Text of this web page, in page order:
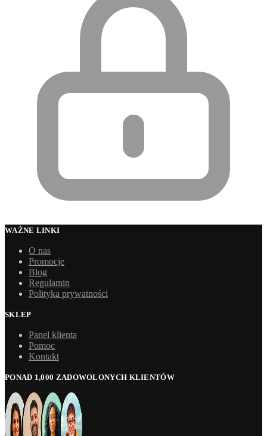
WAŻNE LINKI
O nas
Promocje
Blog
Regulamin
Polityka prywatności
SKLEP
Panel klienta
Pomoc
Kontakt
PONAD 1,000 ZADOWOLONYCH KLIENTÓW